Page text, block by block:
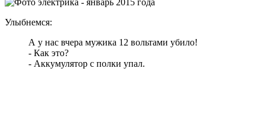
Улыбнемся:
А у нас вчера мужика 12 вольтами убило!
- Как это?
- Аккумулятор с полки упал.